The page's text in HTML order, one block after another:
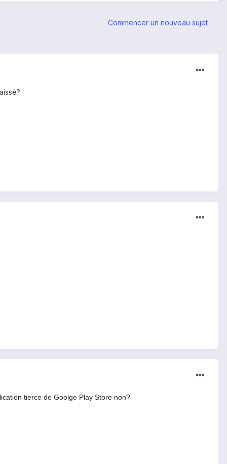
Commencer un nouveau sujet
tierce de Goolge Play Store non?